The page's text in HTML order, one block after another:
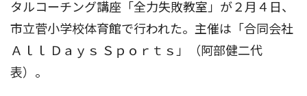
タルコーチング講座「全力失敗教室」が２月４日、
市立菅小学校体育館で行われた。主催は「合同会社
Ａｌｌ Ｄａｙｓ Ｓｐｏｒｔｓ」（阿部健二代
表）。